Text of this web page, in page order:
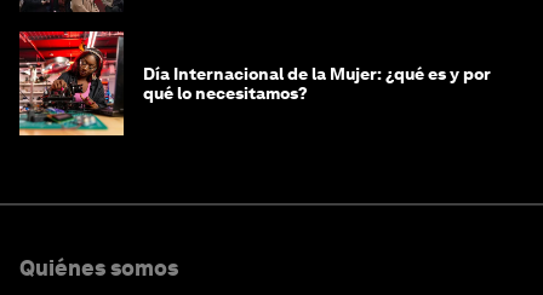
Día Internacional de la Mujer: ¿qué es y por
qué lo necesitamos?
Quiénes somos